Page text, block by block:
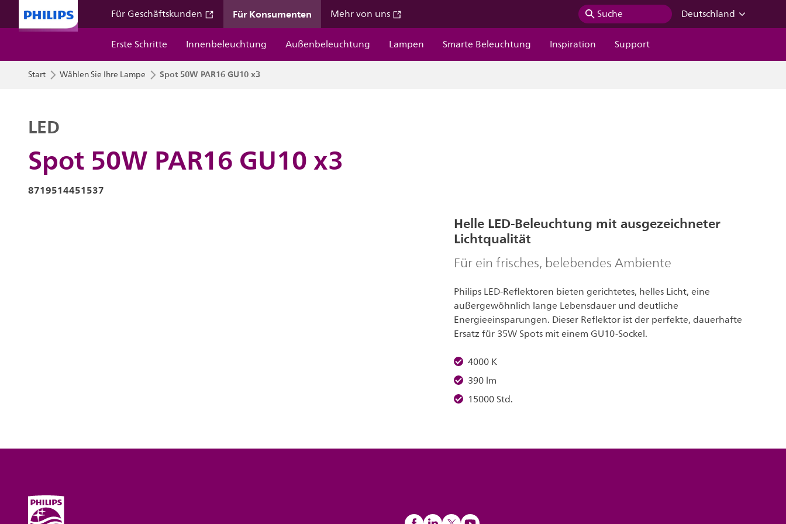
Für Geschäftskunden Für Konsumenten Mehr von uns Suche
Deutschland
Erste Schritte
Innenbeleuchtung Außenbeleuchtung Lampen Smarte Beleuchtung Inspiration Support
Start Wählen Sie Ihre Lampe Spot 50W PAR16 GU10 x3
Spot 50W PAR16 GU10 x3
LED
8719514451537
Helle LED-Beleuchtung mit ausgezeichneter
Lichtqualität
Für ein frisches, belebendes Ambiente
Philips LED-Reflektoren bieten gerichtetes, helles Licht, eine
außergewöhnlich lange Lebensdauer und deutliche
Energieeinsparungen. Dieser Reflektor ist der perfekte, dauerhafte
Ersatz für 35W Spots mit einem GU10-Sockel.
4000 K
390 lm
15000 Std.